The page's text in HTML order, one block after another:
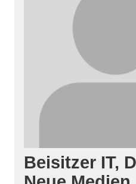
Beisitzer IT,